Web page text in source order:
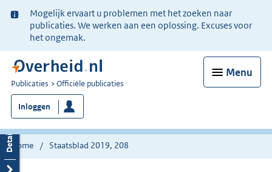
Ter
informatie:
Mogelijk ervaart u problemen met het zoeken naar
publicaties. We werken aan een oplossing. Excuses voor
het ongemak.
Menu
U
bent
nu
hier:
Publicaties Officiële publicaties
Inloggen
Home Staatsblad 2019, 208